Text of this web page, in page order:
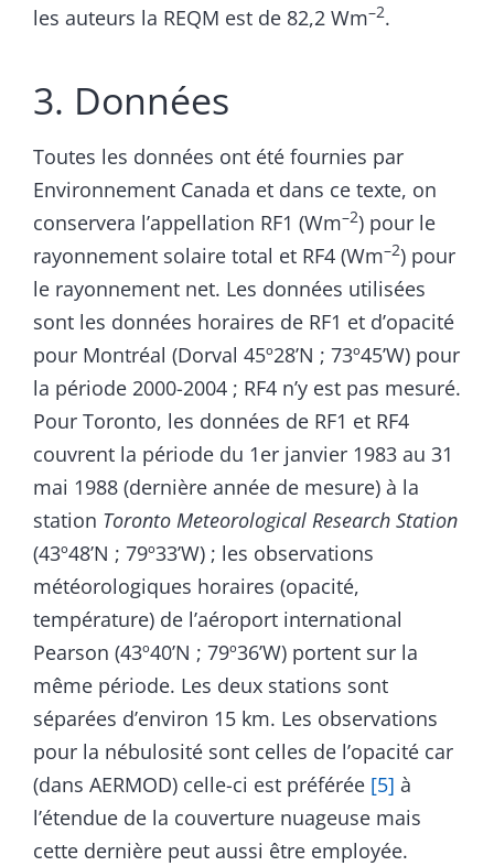
les auteurs la REQM est de 82,2 Wm–2.
3. Données
Toutes les données ont été fournies par
Environnement Canada et dans ce texte, on
conservera l’appellation RF1 (Wm–2) pour le
rayonnement solaire total et RF4 (Wm–2) pour
le rayonnement net. Les données utilisées
sont les données horaires de RF1 et d’opacité
pour Montréal (Dorval 45º28’N ; 73º45’W) pour
la période 2000-2004 ; RF4 n’y est pas mesuré.
Pour Toronto, les données de RF1 et RF4
couvrent la période du 1er janvier 1983 au 31
mai 1988 (dernière année de mesure) à la
station Toronto Meteorological Research Station
(43º48’N ; 79º33’W) ; les observations
météorologiques horaires (opacité,
température) de l’aéroport international
Pearson (43º40’N ; 79º36’W) portent sur la
même période. Les deux stations sont
séparées d’environ 15 km. Les observations
pour la nébulosité sont celles de l’opacité car
(dans AERMOD) celle-ci est préférée [5] à
l’étendue de la couverture nuageuse mais
cette dernière peut aussi être employée.